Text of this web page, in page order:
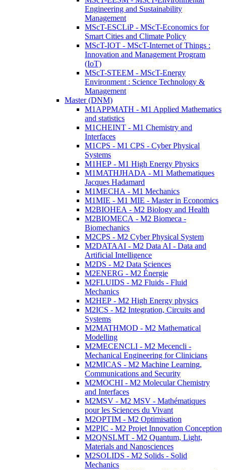
Engineering and Sustainability
Management
MScT-ESCLiP - MScT-Economics for
Smart Cities and Climate Policy
MScT-IOT - MScT-Internet of Things :
Innovation and Management Program
(IoT)
MScT-STEEM - MScT-Energy
Environment : Science Technology &
Management
Master (DNM)
M1APPMATH - M1 Applied Mathematics
and statistics
M1CHEINT - M1 Chemistry and
Interfaces
M1CPS - M1 CPS - Cyber Physical
Systems
M1HEP - M1 High Energy Physics
M1MATHJHADA - M1 Mathematiques
Jacques Hadamard
M1MECHA - M1 Mechanics
M1MIE - M1 MIE - Master in Economics
M2BIOHEA - M2 Biology and Health
M2BIOMECA - M2 Biomeca -
Biomechanics
M2CPS - M2 Cyber Physical System
M2DATAAI - M2 Data AI - Data and
Artificial Intelligence
M2DS - M2 Data Sciences
M2ENERG - M2 Énergie
M2FLUIDS - M2 Fluids - Fluid
Mechanics
M2HEP - M2 High Energy physics
M2ICS - M2 Integration, Circuits and
Systems
M2MATHMOD - M2 Mathematical
Modelling
M2MECENCLI - M2 Mecencli -
Mechanical Engineering for Clinicians
M2MICAS - M2 Machine Learning,
Communications and Security
M2MOCHI - M2 Molecular Chemistry
and Interfaces
M2MSV - M2 MSV - Mathématiques
pour les Sciences du Vivant
M2OPTIM - M2 Optimisation
M2PIC - M2 Projet Innovation Conception
M2QNSLMT - M2 Quantum, Light,
Materials and Nanosciences
M2SOLIDS - M2 Solids - Solid
Mechanics